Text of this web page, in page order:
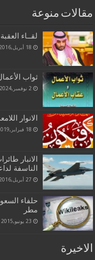
مقالات منوعة
لقــاء
18 أبريل,2016
ثواب
2 نوفمبر,2024
الانوار
18 فبراير,2019
الناسفة
27 أبريل,2016
حلفاء
مطر
23 يونيو,2015
الاخيرة